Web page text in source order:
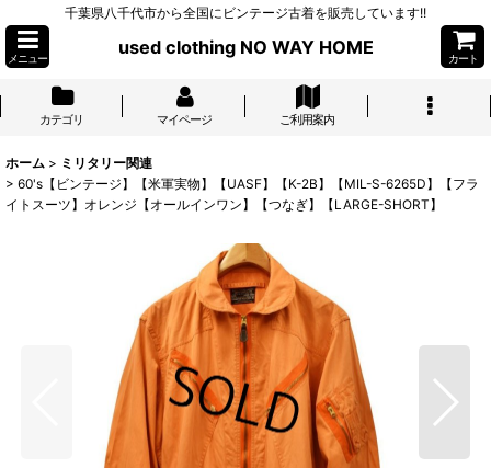
千葉県八千代市から全国にビンテージ古着を販売しています!!
メニュー
used clothing NO WAY HOME
カート
カテゴリ マイページ ご利用案内
ホーム > ミリタリー関連
> 60's【ビンテージ】【米軍実物】【UASF】【K-2B】【MIL-S-6265D】【フラ
イトスーツ】オレンジ【オールインワン】【つなぎ】【LARGE-SHORT】